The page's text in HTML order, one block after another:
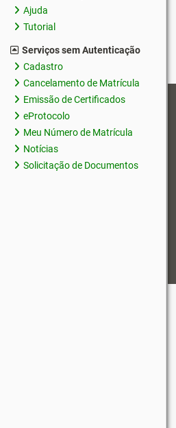
Ajuda
Tutorial
Serviços sem Autenticação
Cadastro
Cancelamento de Matrícula
Emissão de Certificados
eProtocolo
Meu Número de Matrícula
Notícias
Solicitação de Documentos